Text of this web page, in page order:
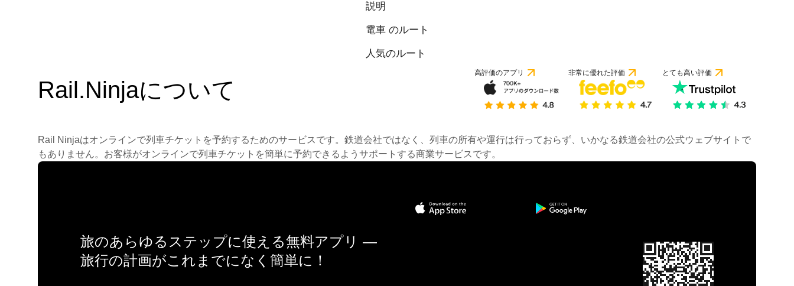
説明
電車 のルート
人気のルート
Rail.Ninjaについて
高評価のアプリ 非常に優れた評価 とても高い評価
Rail Ninjaはオンラインで列車チケットを予約するためのサービスです。鉄道会社ではなく、列車の所有や運行は行っておらず、いかなる鉄道会社の公式ウェブサイトで
もありません。お客様がオンラインで列車チケットを簡単に予約できるようサポートする商業サービスです。
旅のあらゆるステップに使える無料アプリ —
旅行の計画がこれまでになく簡単に！